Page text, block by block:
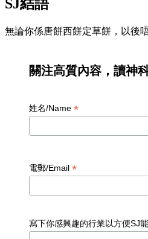
SJ結語
無論你係唐餅西餅定草餅，以後
關注高質內容，讀神
姓名/Name *
電郵/Email *
寫下你感興趣的行業以方便SJ